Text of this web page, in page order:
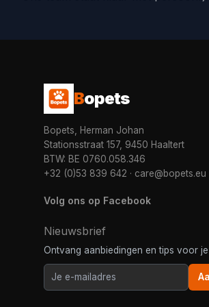
Bopets
Bopets, Herman Johan
Stationsstraat 157, 9450 Haaltert
BTW: BE 0760.058.346
+32 (0)53 839 642 · care@bopets.eu
Volg ons op Facebook
Nieuwsbrief
Ontvang aanbiedingen en tips voor je